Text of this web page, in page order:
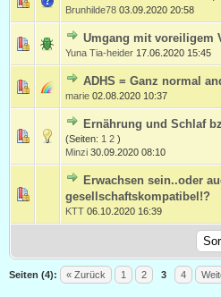
Brunhilde78 03.09.2020 20:58
Umgang mit voreiligem
Yuna Tia-heider 17.06.2020 15:45
ADHS = Ganz normal
marie 02.08.2020 10:37
Ernährung und Schlaf
(Seiten: 1 2 )
Minzi 30.09.2020 08:10
Erwachsen sein..oder
gesellschaftskompatibel!?
KTT 06.10.2020 16:39
Seiten (4): « Zurück 1 2 3 4